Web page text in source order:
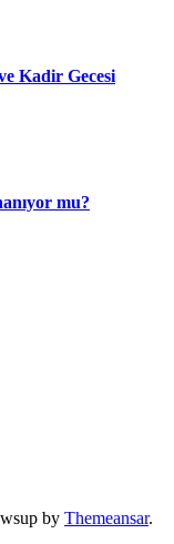
Kadir Gecesi
mu?
by Themeansar.